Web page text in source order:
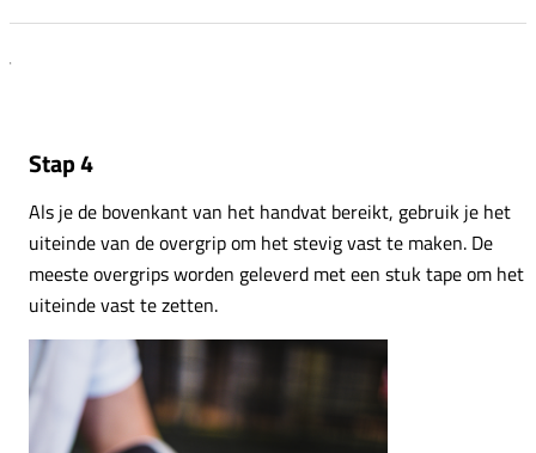
Stap 4
Als je de bovenkant van het handvat bereikt, gebruik je het
uiteinde van de overgrip om het stevig vast te maken. De
meeste overgrips worden geleverd met een stuk tape om het
uiteinde vast te zetten.